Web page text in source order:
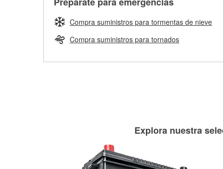
Compra suministros para tormentas de nieve
Compra suministros para tornados
Explora nuestra